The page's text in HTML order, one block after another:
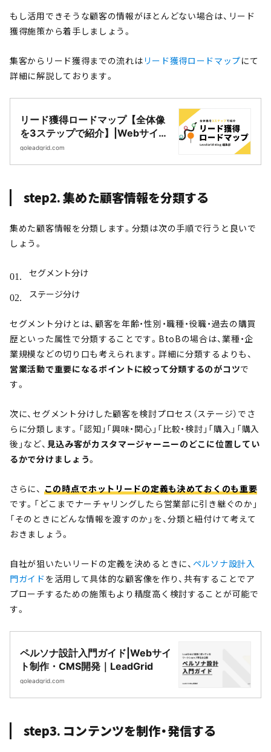
もし活用できそうな顧客の情報がほとんどない場合は、リード
獲得施策から着手しましょう。
集客からリード獲得までの流れは リード獲得ロードマップにて
詳細に解説しております。
リード獲得ロードマップ【全体像
を3ステップで紹介】|Webサイト
制作・CMS開発｜LeadGrid
goleadgrid.com
step2. 集めた顧客情報を分類する
集めた顧客情報を分類します。分類は次の手順で行うと良いで
しょう。
セグメント分け
ステージ分け
セグメント分けとは、顧客を年齢・性別・職種・役職・過去の購買
歴といった属性で分類することです。BtoBの場合は、業種・企
業規模などの切り口も考えられます。詳細に分類するよりも、
営業活動で重要になるポイントに絞って分類するのがコツで
す。
次に、セグメント分けした顧客を検討プロセス（ステージ）でさ
らに分類します。「認知」「興味・関心」「比較・検討」「購入」「購入
後」など、 見込み客がカスタマージャーニーのどこに位置してい
るかで分けましょう。
さらに、 この時点でホットリードの定義も決めておくのも重要
です。「どこまでナーチャリングしたら営業部に引き継ぐのか」
「そのときにどんな情報を渡すのか」を、分類と紐付けて考えて
おきましょう。
自社が狙いたいリードの定義を決めるときに、 ペルソナ設計入
門ガイドを活用して具体的な顧客像を作り、共有することでア
プローチするための施策もより精度高く検討することが可能で
す。
ペルソナ設計入門ガイド|Webサイ
ト制作・CMS開発｜LeadGrid
goleadgrid.com
step3. コンテンツを制作・発信する